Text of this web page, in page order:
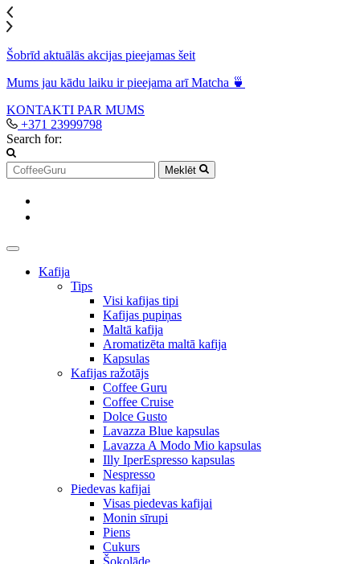
Šobrīd aktuālās akcijas pieejamas šeit
Mums jau kādu laiku ir pieejama arī Matcha 🍵
KONTAKTI PAR MUMS
+371 23999798
Search for:
Meklēt
Kafija
Tips
Visi kafijas tipi
Kafijas pupiņas
Maltā kafija
Aromatizēta maltā kafija
Kapsulas
Kafijas ražotājs
Coffee Guru
Coffee Cruise
Dolce Gusto
Lavazza Blue kapsulas
Lavazza A Modo Mio kapsulas
Illy IperEspresso kapsulas
Nespresso
Piedevas kafijai
Visas piedevas kafijai
Monin sīrupi
Piens
Cukurs
Šokolāde